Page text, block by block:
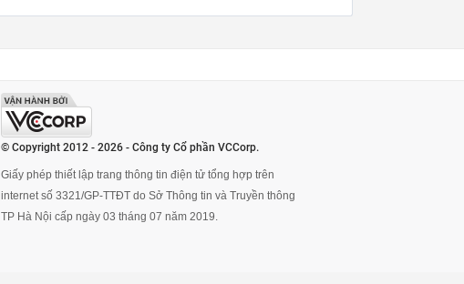
© Copyright 2012 - 2026 - Công ty Cổ phần VCCorp.
Giấy phép thiết lập trang thông tin điện tử tổng hợp trên
internet số 3321/GP-TTĐT do Sở Thông tin và Truyền thông
TP Hà Nội cấp ngày 03 tháng 07 năm 2019.